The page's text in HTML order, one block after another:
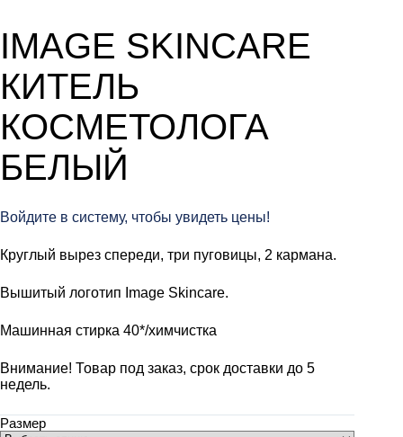
IMAGE SKINCARE
КИТЕЛЬ
КОСМЕТОЛОГА
БЕЛЫЙ
Войдите в систему, чтобы увидеть цены!
Круглый вырез спереди, три пуговицы, 2 кармана.
Вышитый логотип Image Skincare.
Машинная стирка 40*/химчистка
Внимание! Товар под заказ, срок доставки до 5
недель.
Размер